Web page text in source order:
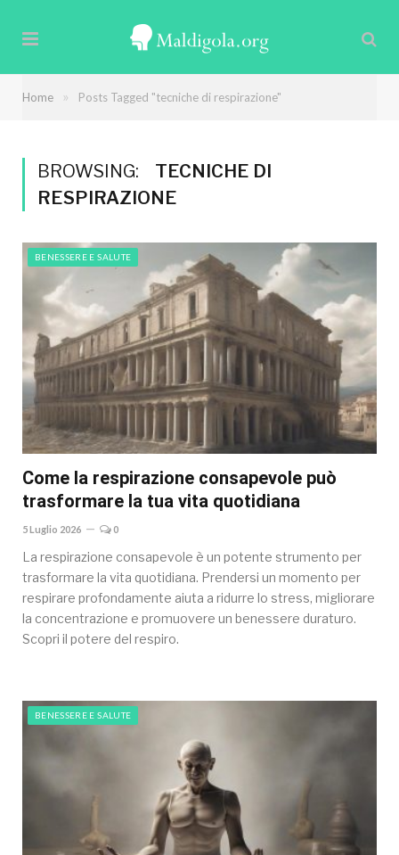
Home » Posts Tagged "tecniche di respirazione"
BROWSING:
TECNICHE DI
RESPIRAZIONE
BENESSERE E SALUTE
Come la respirazione consapevole può
trasformare la tua vita quotidiana
5 Luglio 2026 0
La respirazione consapevole è un potente strumento per
trasformare la vita quotidiana. Prendersi un momento per
respirare profondamente aiuta a ridurre lo stress, migliorare
la concentrazione e promuovere un benessere duraturo.
Scopri il potere del respiro.
BENESSERE E SALUTE